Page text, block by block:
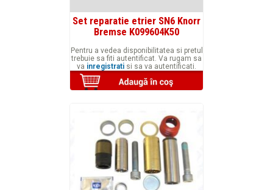
Set reparatie etrier SN6 Knorr
Bremse K099604K50
Pentru a vedea disponibilitatea si pretul
trebuie sa fiti autentificat. Va rugam sa
va inregistrati si sa va autentificati.